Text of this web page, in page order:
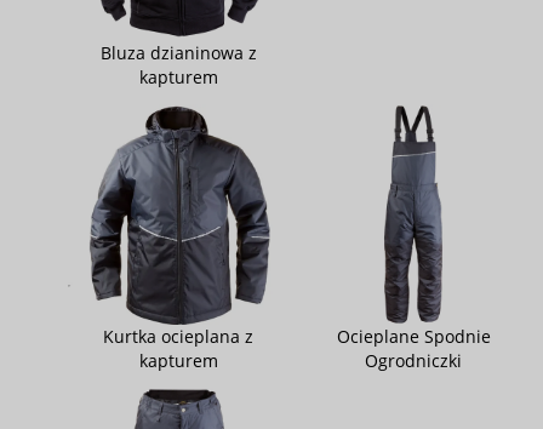
Bluza dzianinowa z
kapturem
Kurtka ocieplana z
kapturem
Ocieplane Spodnie
Ogrodniczki